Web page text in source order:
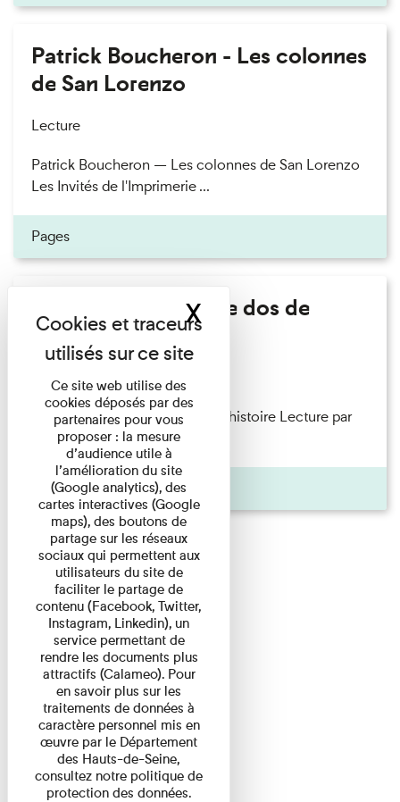
Patrick Boucheron - Les colonnes
de San Lorenzo
Lecture
Patrick Boucheron — Les colonnes de San Lorenzo
Les Invités de l'Imprimerie ...
Pages
Philippe Artières - Le dos de
l'histoire
Lecture
Philippe Artières — Le dos de l’histoire Lecture par
l’auteur accompagné de ...
Pages
Ce site web utilise des
cookies déposés par des
partenaires pour vous
proposer : la mesure
d’audience utile à
l’amélioration du site
(Google analytics), des
cartes interactives (Google
maps), des boutons de
partage sur les réseaux
sociaux qui permettent aux
utilisateurs du site de
faciliter le partage de
contenu (Facebook, Twitter,
Instagram, Linkedin), un
service permettant de
rendre les documents plus
attractifs (Calameo). Pour
en savoir plus sur les
traitements de données à
caractère personnel mis en
œuvre par le Département
des Hauts-de-Seine,
consultez notre politique de
protection des données.
XMasquer le